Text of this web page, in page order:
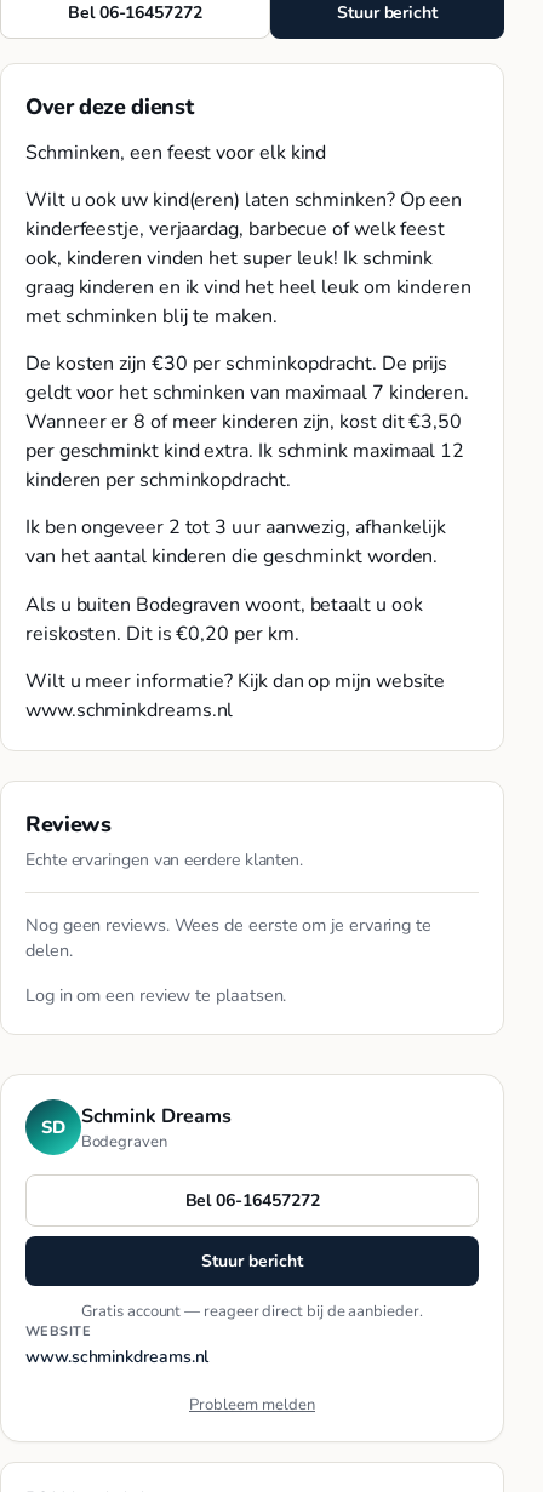
Bel 06-16457272 Stuur bericht
Over deze dienst
Schminken, een feest voor elk kind
Wilt u ook uw kind(eren) laten schminken? Op een
kinderfeestje, verjaardag, barbecue of welk feest
ook, kinderen vinden het super leuk! Ik schmink
graag kinderen en ik vind het heel leuk om kinderen
met schminken blij te maken.
De kosten zijn €30 per schminkopdracht. De prijs
geldt voor het schminken van maximaal 7 kinderen.
Wanneer er 8 of meer kinderen zijn, kost dit €3,50
per geschminkt kind extra. Ik schmink maximaal 12
kinderen per schminkopdracht.
Ik ben ongeveer 2 tot 3 uur aanwezig, afhankelijk
van het aantal kinderen die geschminkt worden.
Als u buiten Bodegraven woont, betaalt u ook
reiskosten. Dit is €0,20 per km.
Wilt u meer informatie? Kijk dan op mijn website
www.schminkdreams.nl
Reviews
Echte ervaringen van eerdere klanten.
Nog geen reviews. Wees de eerste om je ervaring te
delen.
Log in om een review te plaatsen.
SD Schmink Dreams
Bodegraven
Bel 06-16457272
Stuur bericht
Gratis account — reageer direct bij de aanbieder.
WEBSITE
www.schminkdreams.nl
Probleem melden